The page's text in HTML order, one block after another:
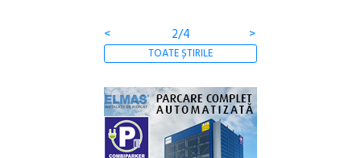
< 2/4 >
TOATE ȘTIRILE